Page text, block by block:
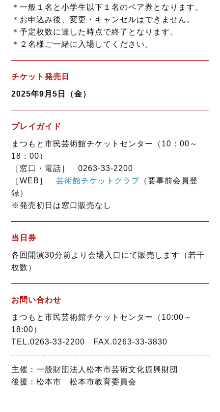
＊一般１名と小学生以下１名のペア券となります。
＊お申込み後、変更・キャンセルはできません。
＊予定枚数に達した時点で終了となります。
＊２名様ご一緒に入場してください。
チケット発売日
2025年9月5日（金）
プレイガイド
まつもと市民芸術館チケットセンター（10：00～
18：00）
［窓口・電話］ 0263-33-2200
［WEB］ 芸術館チケットクラブ （要事前会員登
録）
※発売初日は窓口販売なし
当日券
各回開演30分前より会場入口にて販売します（若干
枚数）
お問い合わせ
まつもと市民芸術館チケットセンター（10:00～
18:00）
TEL.0263-33-2200 FAX.0263-33-3830
主催：一般財団法人松本市芸術文化振興財団
後援：松本市 松本市教育委員会